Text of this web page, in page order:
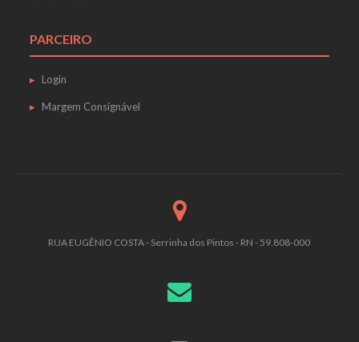
PARCEIRO
Login
Margem Consignável
RUA EUGÊNIO COSTA - Serrinha dos Pintos - RN - 59.808-000